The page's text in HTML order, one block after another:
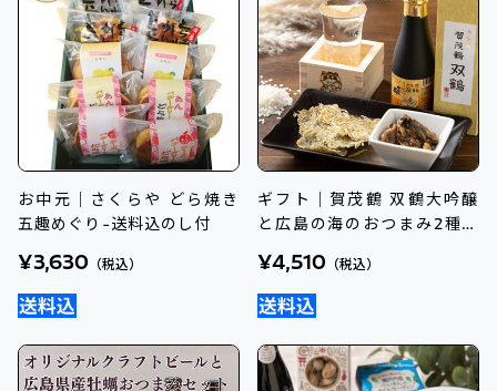
お中元｜さくらや どら焼き
五趣めぐり-送料込のし付
¥3,630 （税込）
ギフト｜賀茂鶴 双鶴大吟醸
と広島の海のおつまみ2種セ
¥4,510 （税込）